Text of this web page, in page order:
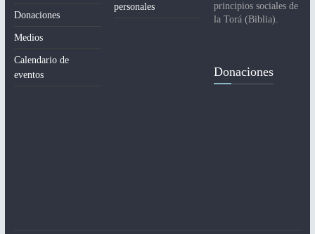
Donaciones
Medios
Calendario de
eventos
personales
principios sociales de
la Torá (Biblia).
Donaciones